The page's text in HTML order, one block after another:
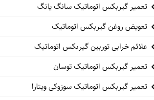
تعمیر گیربکس اتوماتیک سانگ یانگ
تعویض روغن گیربکس اتوماتیک
علائم خرابی توربین گیربکس اتوماتیک
تعمیر گیربکس اتوماتیک توسان
تعمیر گیربکس اتوماتیک سوزوکی ویتارا